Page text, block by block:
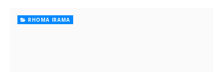
RHOMA IRAMA